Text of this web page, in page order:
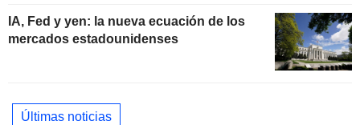
IA, Fed y yen: la nueva ecuación de los
mercados estadounidenses
Últimas noticias